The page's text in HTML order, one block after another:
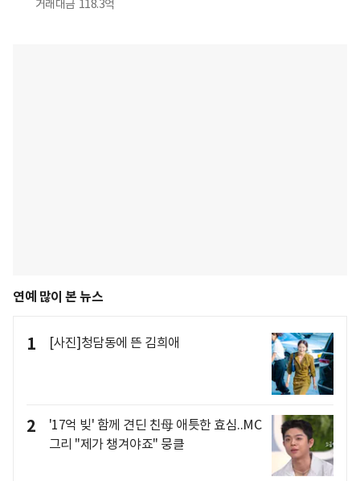
거래대금 118.3억
연예 많이 본 뉴스
1 [사진]청담동에 뜬 김희애
2
'17억 빚' 함께 견딘 친母 애틋한 효심..MC
그리 "제가 챙겨야죠" 뭉클